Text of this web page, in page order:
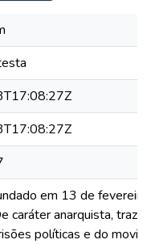
em 13 de
caráter anarquista, traz
políticas e do